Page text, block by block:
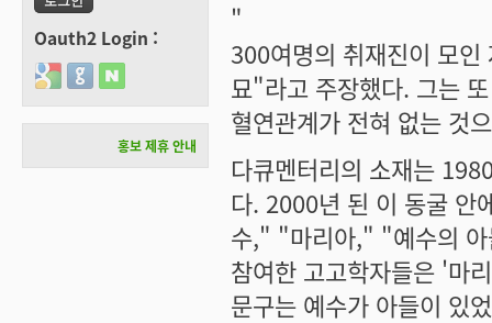
"
300여명의 취재진이 모
묘"라고 주장했다. 그는
혈연관계가 전혀 없는 것
다큐멘터리의 소재는
다. 2000년 된 이 동굴 안
수," "마리아," "예수의 아
참여한 고고학자들은 '마
문구는 예수가 아들이 있
Oauth2 Login :
Login with Google
Login with GitHub
Login with Naver
홍보 제휴 안내